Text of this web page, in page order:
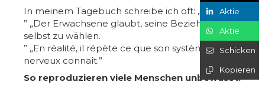
In meinem Tagebuch schreibe ich oft: „
” „Der Erwachsene glaubt, seine Beziehungen
selbst zu wählen.
” „En réalité, il répète ce que son système
nerveux connaît.”
So reproduzieren viele Menschen unbewusst:
Aktie
Aktie
Schicken
Kopieren